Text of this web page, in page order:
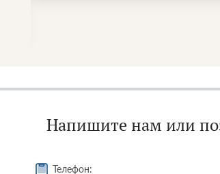
Напишите нам или
Телефон: